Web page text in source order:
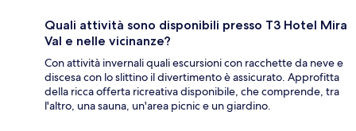
Quali attività sono disponibili presso T3 Hotel Mira
Val e nelle vicinanze?
Con attività invernali quali escursioni con racchette da neve e
discesa con lo slittino il divertimento è assicurato. Approfitta
della ricca offerta ricreativa disponibile, che comprende, tra
l'altro, una sauna, un'area picnic e un giardino.